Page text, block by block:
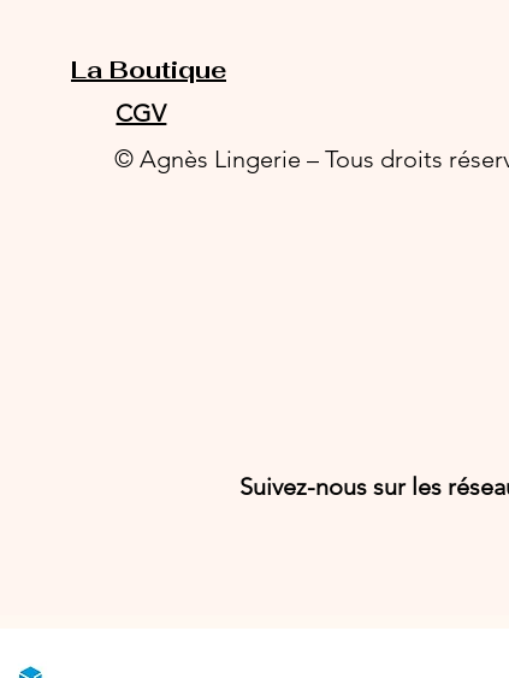
CGV
© Agnès Lingerie – Tous droits
Suivez-nous sur les
La Boutique